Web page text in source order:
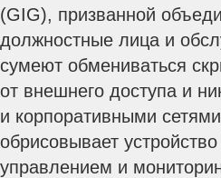
(GIG), призванной
должностные лица и
сумеют обмениваться
от внешнего доступа и
и корпоративными
обрисовывает
управлением и